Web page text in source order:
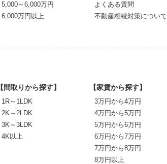
5,000～6,000万円
6,000万円以上
よくある質問
不動産相続対策について
【間取りから探す】
1R～1LDK
2K～2LDK
3K～3LDK
4K以上
【家賃から探す】
3万円から4万円
4万円から5万円
5万円から6万円
6万円から7万円
7万円から8万円
8万円以上